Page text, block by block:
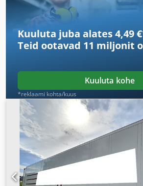
Kuuluta juba alates 4,49 €
Teid ootavad 11 miljonit
Kuuluta kohe
*reklaami kohta/kuus